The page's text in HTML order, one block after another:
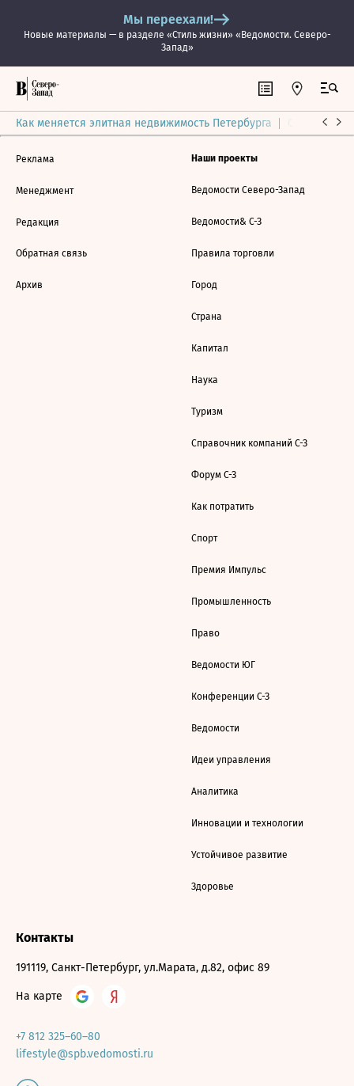
Мы переехали!
Новые материалы — в разделе «Стиль жизни» «Ведомости. Северо-
Запад»
Как меняется элитная недвижимость Петербурга Ситуация
Реклама
Менеджмент
Редакция
Обратная связь
Архив
Наши проекты
Ведомости Северо-Запад
Ведомости& С-З
Правила торговли
Город
Страна
Капитал
Наука
Туризм
Справочник компаний С-З
Форум С-З
Как потратить
Спорт
Премия Импульс
Промышленность
Право
Ведомости ЮГ
Конференции С-З
Ведомости
Идеи управления
Аналитика
Инновации и технологии
Устойчивое развитие
Здоровье
Контакты
191119, Санкт-Петербург, ул.Марата, д.82, офис 89
На карте
+7 812 325–60–80
lifestyle@spb.vedomosti.ru